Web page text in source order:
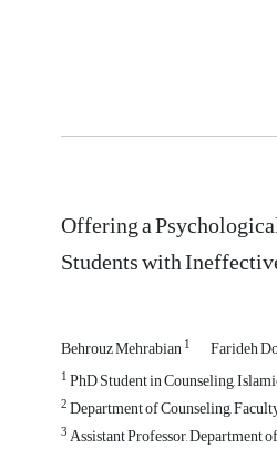
Offering a
Students with
Behrouz Mehrabian1 Farideh
1PhD Student in Counseling,
2Department of Counseling,
3Assistant Professor, Department